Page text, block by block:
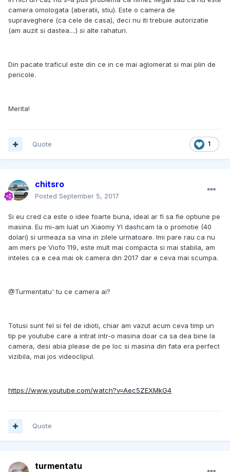
camera omologata (aberatii, stiu). Este o camera de
supraveghere (ca cele de casa), deci nu iti trebuie autorizatie
(am auzit si dastea....) si alte rahaturi.
Din pacate traficul este din ce in ce mai aglomerat si mai plin de
pericole.
Merita!
1
Quote
chitsro
Posted September 5, 2017
Si eu cred ca este o idee foarte buna, ideal ar fi sa fie optiune pe
masina. Eu mi-am luat un Xiaomy YI dashcam la o promotie (40
dolari) si urmeaza sa vina in zilele urmatoare. Imi pare rau ca nu
am mers pe Viofo 119, este mult mai compacta si mai stabila, am
inteles ca e cea mai ok camera din 2017 dar e ceva mai scumpa.
@Turmentatu' tu ce camera ai?
Totusi sunt fel si fel de idioti, chiar am vazut acum ceva timp un
tip pe youtube care a intrat intr-o masina doar ca sa dea bine la
camera, desi abia please de pe loc si masina din fata era perfect
vizibila, mai jos videoclipul.
https://www.youtube.com/watch?v=Aec5ZEXMkG4
Quote
turmentatu